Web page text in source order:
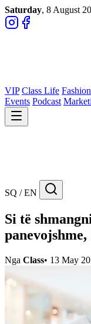
Saturday, 8 August
VIP Class Life
Events Podcast
SQ / EN
Si të
Nga Class• 13 May